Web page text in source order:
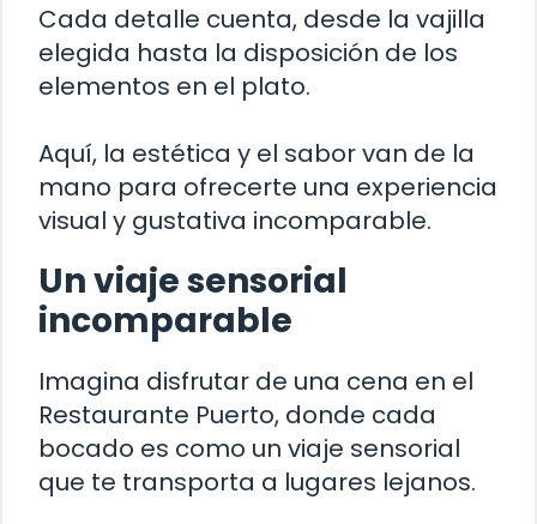
Cada detalle cuenta, desde la vajilla
elegida hasta la disposición de los
elementos en el plato.
Aquí, la estética y el sabor van de la
mano para ofrecerte una experiencia
visual y gustativa incomparable.
Un viaje sensorial
incomparable
Imagina disfrutar de una cena en el
Restaurante Puerto, donde cada
bocado es como un viaje sensorial
que te transporta a lugares lejanos.